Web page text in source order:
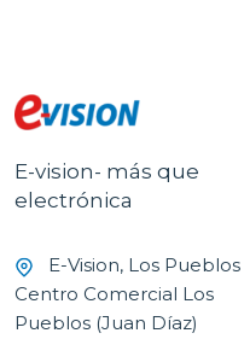
E-vision- más que
electrónica
E-Vision, Los Pueblos
Centro Comercial Los
Pueblos (Juan Díaz)